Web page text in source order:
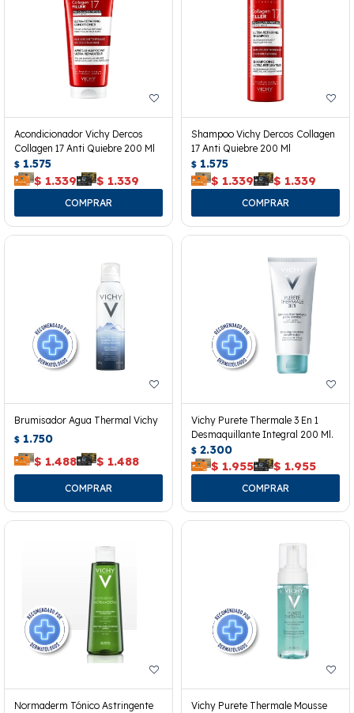
Acondicionador Vichy Dercos
Collagen 17 Anti Quiebre 200 Ml
$ 1.575
$ 1.339 $ 1.339
Shampoo Vichy Dercos Collagen
17 Anti Quiebre 200 Ml
$ 1.575
$ 1.339 $ 1.339
Brumisador Agua Thermal Vichy
$ 1.750
$ 1.488 $ 1.488
Vichy Purete Thermale 3 En 1
Desmaquillante Integral 200 Ml.
$ 2.300
$ 1.955 $ 1.955
Normaderm Tónico Astringente
Vichy Purete Thermale Mousse